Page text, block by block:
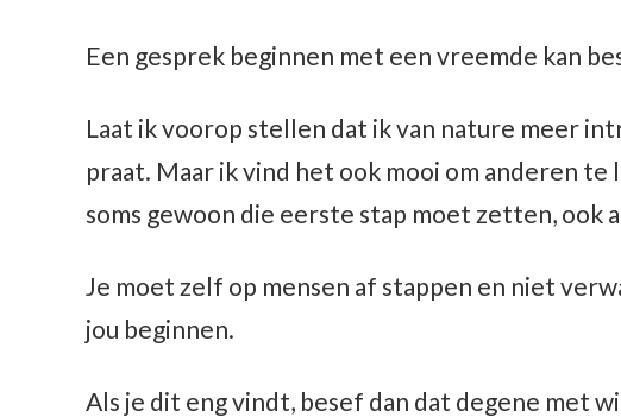
Een gesprek beginnen met een vreemde kan
Laat ik voorop stellen dat ik van nature meer
praat. Maar ik vind het ook mooi om anderen
soms gewoon die eerste stap moet zetten, ook
Je moet zelf op mensen af stappen en niet
jou beginnen.
Als je dit eng vindt, besef dan dat degene met